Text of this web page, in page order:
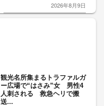
2026年8月9日
観光名所集まるトラファルガ
ー広場で“はさみ”女 男性4
人刺される 救急ヘリで搬
送...